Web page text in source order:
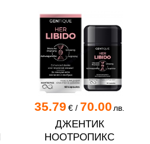
35.79 €/ 70.00 лв.
ДЖЕНТИК
НООТРОПИКС